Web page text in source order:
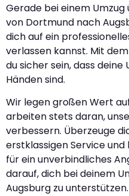
Gerade bei einem
von Dortmund nach
dich auf ein
verlassen kannst. Mit
du sicher sein, dass
Händen sind.
Wir legen großen Wert
arbeiten stets daran,
verbessern. Überzeuge
erstklassigen Service
für ein unverbindliches
darauf, dich bei deinem
Augsburg zu unterstützen.